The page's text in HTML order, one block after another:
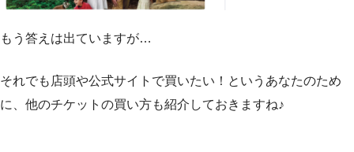
もう答えは出ていますが…
それでも店頭や公式サイトで買いたい！というあなたのため
に、他のチケットの買い方も紹介しておきますね♪